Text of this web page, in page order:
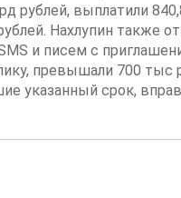
рублей, выплатили
Нахлупин также
и писем с
превышали 700 тыс
указанный срок,